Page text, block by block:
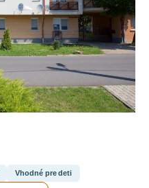
Vhodné pre deti